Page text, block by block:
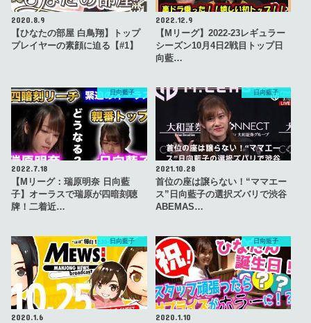
2020.8.9
【ひなたの部屋 白鳥翔】トップ
プレイヤーの素顔に迫る【#1】
2022.12.9
【Mリーグ】2022-23レギュラー
シーズン10月4日2戦目トップ日
向藍…
日向藍子
2022.7.18
【Mリーグ：瑞原明奈 日向藍
子】オーラスで瑞原が四暗刻聴
牌！二着近…
日向藍子
2021.10.28
首位の座は譲らない！“ママエー
ス”日向藍子の選択ズバリで渋谷
ABEMAS…
日向藍子
2020.1.6
日向藍子
2020.1.10